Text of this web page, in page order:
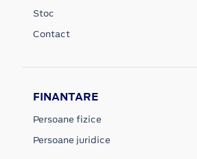
Stoc
Contact
FINANTARE
Persoane fizice
Persoane juridice